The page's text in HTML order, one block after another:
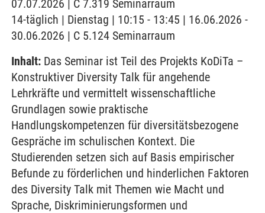
07.07.2026 | C 7.319 Seminarraum
14-täglich | Dienstag | 10:15 - 13:45 | 16.06.2026 -
30.06.2026 | C 5.124 Seminarraum
Inhalt: Das Seminar ist Teil des Projekts KoDiTa –
Konstruktiver Diversity Talk für angehende
Lehrkräfte und vermittelt wissenschaftliche
Grundlagen sowie praktische
Handlungskompetenzen für diversitätsbezogene
Gespräche im schulischen Kontext. Die
Studierenden setzen sich auf Basis empirischer
Befunde zu förderlichen und hinderlichen Faktoren
des Diversity Talk mit Themen wie Macht und
Sprache, Diskriminierungsformen und